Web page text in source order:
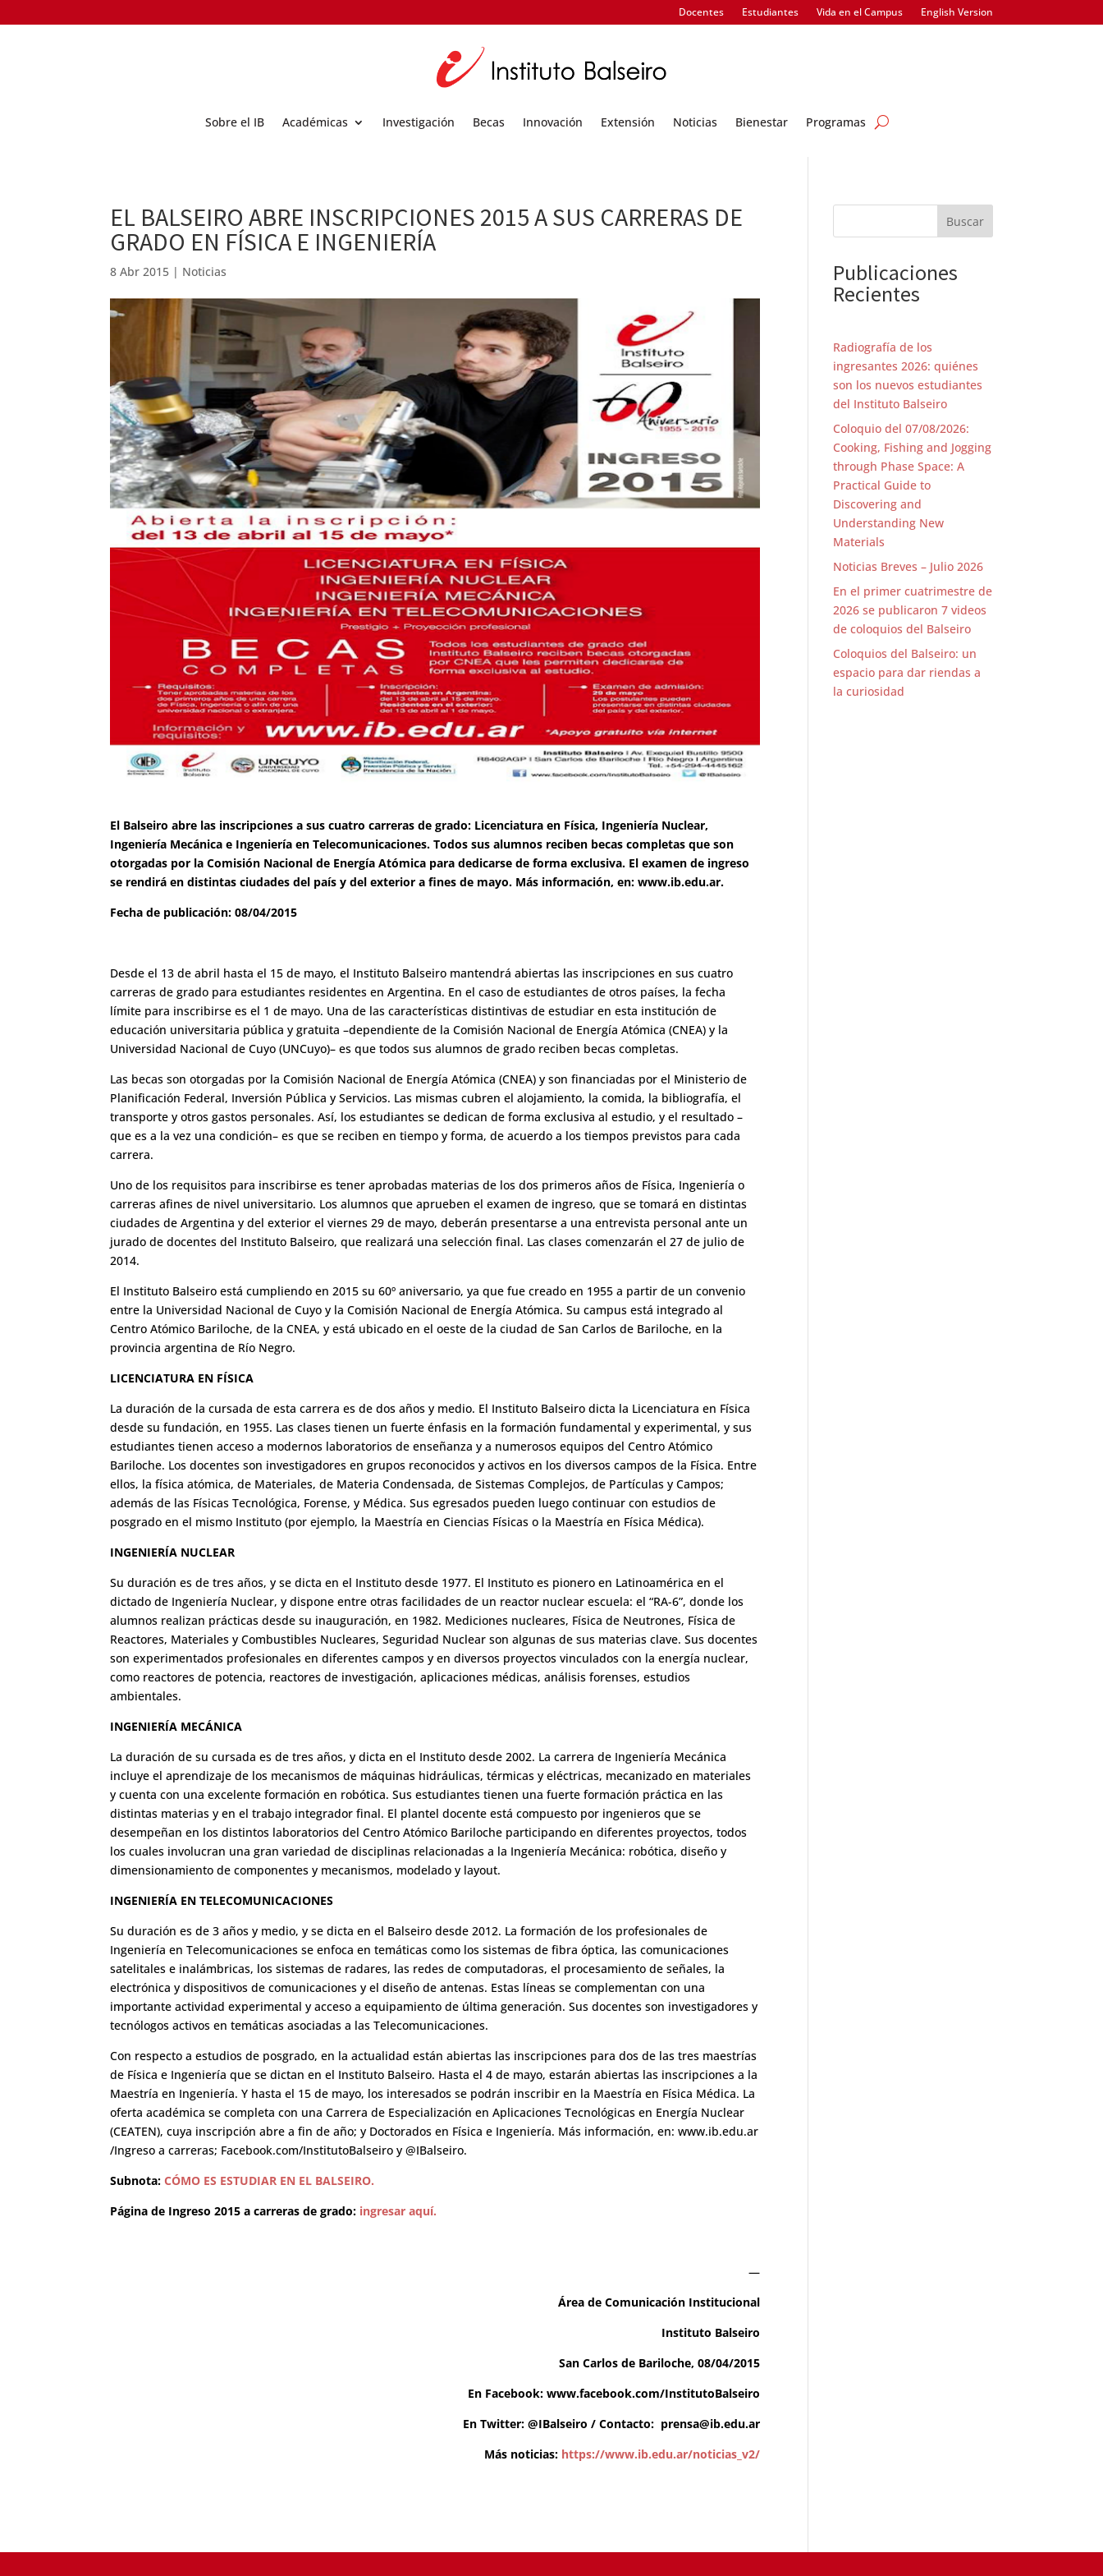
Docentes Estudiantes Vida en el Campus English Version
Sobre el IB Académicas Investigación Becas Innovación Extensión Noticias Bienestar Programas
EL BALSEIRO ABRE INSCRIPCIONES 2015 A SUS CARRERAS DE
GRADO EN FÍSICA E INGENIERÍA
8 Abr 2015 | Noticias
El Balseiro abre las inscripciones a sus cuatro carreras de grado: Licenciatura en Física, Ingeniería Nuclear,
Ingeniería Mecánica e Ingeniería en Telecomunicaciones. Todos sus alumnos reciben becas completas que son
otorgadas por la Comisión Nacional de Energía Atómica para dedicarse de forma exclusiva. El examen de ingreso
se rendirá en distintas ciudades del país y del exterior a fines de mayo. Más información, en: www.ib.edu.ar.
Fecha de publicación: 08/04/2015
Desde el 13 de abril hasta el 15 de mayo, el Instituto Balseiro mantendrá abiertas las inscripciones en sus cuatro
carreras de grado para estudiantes residentes en Argentina. En el caso de estudiantes de otros países, la fecha
límite para inscribirse es el 1 de mayo. Una de las características distintivas de estudiar en esta institución de
educación universitaria pública y gratuita –dependiente de la Comisión Nacional de Energía Atómica (CNEA) y la
Universidad Nacional de Cuyo (UNCuyo)– es que todos sus alumnos de grado reciben becas completas.
Las becas son otorgadas por la Comisión Nacional de Energía Atómica (CNEA) y son financiadas por el Ministerio de
Planificación Federal, Inversión Pública y Servicios. Las mismas cubren el alojamiento, la comida, la bibliografía, el
transporte y otros gastos personales. Así, los estudiantes se dedican de forma exclusiva al estudio, y el resultado –
que es a la vez una condición– es que se reciben en tiempo y forma, de acuerdo a los tiempos previstos para cada
carrera.
Uno de los requisitos para inscribirse es tener aprobadas materias de los dos primeros años de Física, Ingeniería o
carreras afines de nivel universitario. Los alumnos que aprueben el examen de ingreso, que se tomará en distintas
ciudades de Argentina y del exterior el viernes 29 de mayo, deberán presentarse a una entrevista personal ante un
jurado de docentes del Instituto Balseiro, que realizará una selección final. Las clases comenzarán el 27 de julio de
2014.
El Instituto Balseiro está cumpliendo en 2015 su 60º aniversario, ya que fue creado en 1955 a partir de un convenio
entre la Universidad Nacional de Cuyo y la Comisión Nacional de Energía Atómica. Su campus está integrado al
Centro Atómico Bariloche, de la CNEA, y está ubicado en el oeste de la ciudad de San Carlos de Bariloche, en la
provincia argentina de Río Negro.
LICENCIATURA EN FÍSICA
La duración de la cursada de esta carrera es de dos años y medio. El Instituto Balseiro dicta la Licenciatura en Física
desde su fundación, en 1955. Las clases tienen un fuerte énfasis en la formación fundamental y experimental, y sus
estudiantes tienen acceso a modernos laboratorios de enseñanza y a numerosos equipos del Centro Atómico
Bariloche. Los docentes son investigadores en grupos reconocidos y activos en los diversos campos de la Física. Entre
ellos, la física atómica, de Materiales, de Materia Condensada, de Sistemas Complejos, de Partículas y Campos;
además de las Físicas Tecnológica, Forense, y Médica. Sus egresados pueden luego continuar con estudios de
posgrado en el mismo Instituto (por ejemplo, la Maestría en Ciencias Físicas o la Maestría en Física Médica).
INGENIERÍA NUCLEAR
Su duración es de tres años, y se dicta en el Instituto desde 1977. El Instituto es pionero en Latinoamérica en el
dictado de Ingeniería Nuclear, y dispone entre otras facilidades de un reactor nuclear escuela: el “RA-6”, donde los
alumnos realizan prácticas desde su inauguración, en 1982. Mediciones nucleares, Física de Neutrones, Física de
Reactores, Materiales y Combustibles Nucleares, Seguridad Nuclear son algunas de sus materias clave. Sus docentes
son experimentados profesionales en diferentes campos y en diversos proyectos vinculados con la energía nuclear,
como reactores de potencia, reactores de investigación, aplicaciones médicas, análisis forenses, estudios
ambientales.
INGENIERÍA MECÁNICA
La duración de su cursada es de tres años, y dicta en el Instituto desde 2002. La carrera de Ingeniería Mecánica
incluye el aprendizaje de los mecanismos de máquinas hidráulicas, térmicas y eléctricas, mecanizado en materiales
y cuenta con una excelente formación en robótica. Sus estudiantes tienen una fuerte formación práctica en las
distintas materias y en el trabajo integrador final. El plantel docente está compuesto por ingenieros que se
desempeñan en los distintos laboratorios del Centro Atómico Bariloche participando en diferentes proyectos, todos
los cuales involucran una gran variedad de disciplinas relacionadas a la Ingeniería Mecánica: robótica, diseño y
dimensionamiento de componentes y mecanismos, modelado y layout.
INGENIERÍA EN TELECOMUNICACIONES
Su duración es de 3 años y medio, y se dicta en el Balseiro desde 2012. La formación de los profesionales de
Ingeniería en Telecomunicaciones se enfoca en temáticas como los sistemas de fibra óptica, las comunicaciones
satelitales e inalámbricas, los sistemas de radares, las redes de computadoras, el procesamiento de señales, la
electrónica y dispositivos de comunicaciones y el diseño de antenas. Estas líneas se complementan con una
importante actividad experimental y acceso a equipamiento de última generación. Sus docentes son investigadores y
tecnólogos activos en temáticas asociadas a las Telecomunicaciones.
Con respecto a estudios de posgrado, en la actualidad están abiertas las inscripciones para dos de las tres maestrías
de Física e Ingeniería que se dictan en el Instituto Balseiro. Hasta el 4 de mayo, estarán abiertas las inscripciones a la
Maestría en Ingeniería. Y hasta el 15 de mayo, los interesados se podrán inscribir en la Maestría en Física Médica. La
oferta académica se completa con una Carrera de Especialización en Aplicaciones Tecnológicas en Energía Nuclear
(CEATEN), cuya inscripción abre a fin de año; y Doctorados en Física e Ingeniería. Más información, en: www.ib.edu.ar
/Ingreso a carreras; Facebook.com/InstitutoBalseiro y @IBalseiro.
Subnota: CÓMO ES ESTUDIAR EN EL BALSEIRO.
Página de Ingreso 2015 a carreras de grado: ingresar aquí.
—
Área de Comunicación Institucional
Instituto Balseiro
San Carlos de Bariloche, 08/04/2015
En Facebook:www.facebook.com/InstitutoBalseiro
En Twitter: @IBalseiro / Contacto: prensa@ib.edu.ar
Más noticias: https://www.ib.edu.ar/noticias_v2/
Buscar
Publicaciones
Recientes
Radiografía de los
ingresantes 2026: quiénes
son los nuevos estudiantes
del Instituto Balseiro
Coloquio del 07/08/2026:
Cooking, Fishing and Jogging
through Phase Space: A
Practical Guide to
Discovering and
Understanding New
Materials
Noticias Breves – Julio 2026
En el primer cuatrimestre de
2026 se publicaron 7 videos
de coloquios del Balseiro
Coloquios del Balseiro: un
espacio para dar riendas a
la curiosidad